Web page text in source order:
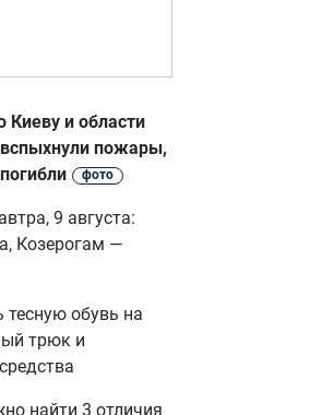
Киеву и области
пожары,
фото
9 августа:
Козерогам —
тесную обувь на
трюк и
найти 3 отличия